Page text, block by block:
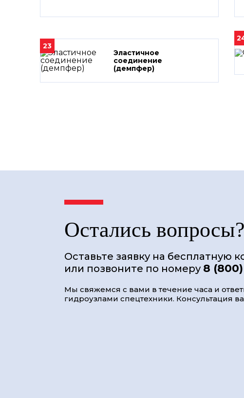
23
Эластичное
соединение
(демпфер)
Остались вопросы?
Оставьте заявку на бесплатную
или позвоните по номеру 8
Мы свяжемся с вами в течение часа и
гидроузлами спецтехники. Консультация